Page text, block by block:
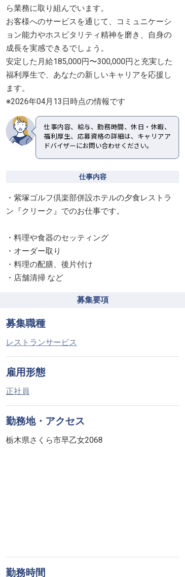
ら業務に取り組んでいます。
お客様へのサービスを通じて、コミュニケーシ
ョン能力やホスピタリティ精神を磨き、自身の
成長を実感できるでしょう。
安定した月給185,000円〜300,000円と充実した
福利厚生で、あなたの新しいキャリアを応援し
ます。
※2026年04月13日時点の情報です
仕事内容、給与、勤務時間、休日・休暇、
福利厚生、応募資格の詳細は、キャリアア
ドバイザーにお問い合わせください。
仕事内容
・紫塚ゴルフ倶楽部併設ホテルの夕食レストラ
ン『クリーク』でのお仕事です。
・料理や食器のセッティング
・オーダー取り
・料理の配膳、後片付け
・店舗清掃 など
募集要項
募集職種
レストランサービス
雇用形態
正社員
勤務地・アクセス
栃木県さくら市早乙女2068
勤務時間